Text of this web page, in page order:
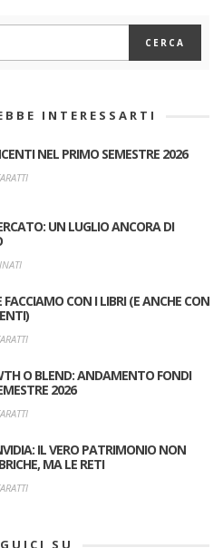
INTERESSARTI
NEL PRIMO SEMESTRE 2026
UN LUGLIO ANCORA DI
FACCIAMO CON I LIBRI (E ANCHE CON
O BLEND: ANDAMENTO FONDI
2026
IL VERO PATRIMONIO NON
MA LE RETI
SU